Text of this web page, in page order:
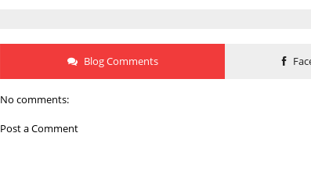
Blog Comments
No comments:
Post a Comment